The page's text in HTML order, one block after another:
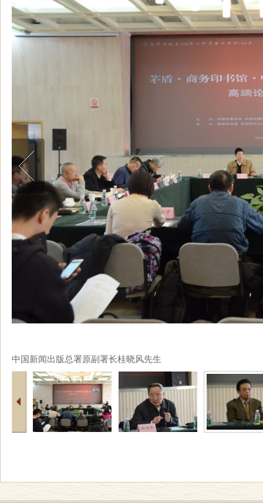
中国新闻出版总署原副署长桂晓风先生